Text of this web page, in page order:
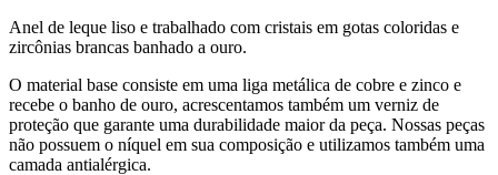
Anel de leque liso e trabalhado com cristais em gotas coloridas e
zircônias brancas banhado a ouro.
O material base consiste em uma liga metálica de cobre e zinco e
recebe o banho de ouro, acrescentamos também um verniz de
proteção que garante uma durabilidade maior da peça. Nossas peças
não possuem o níquel em sua composição e utilizamos também uma
camada antialérgica.